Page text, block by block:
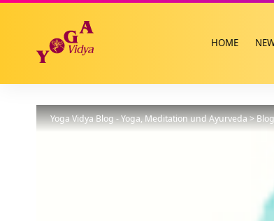
HOME
Yoga Vidya Blog - Yoga, Meditation und Ayurveda>Blog